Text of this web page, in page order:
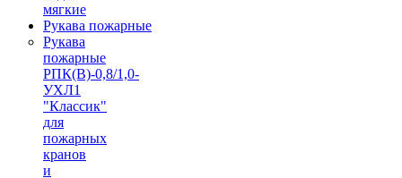
мягкие
Рукава пожарные
Рукава
пожарные
РПК(В)-0,8/1,0-
УХЛ1
"Классик"
для
пожарных
кранов
и